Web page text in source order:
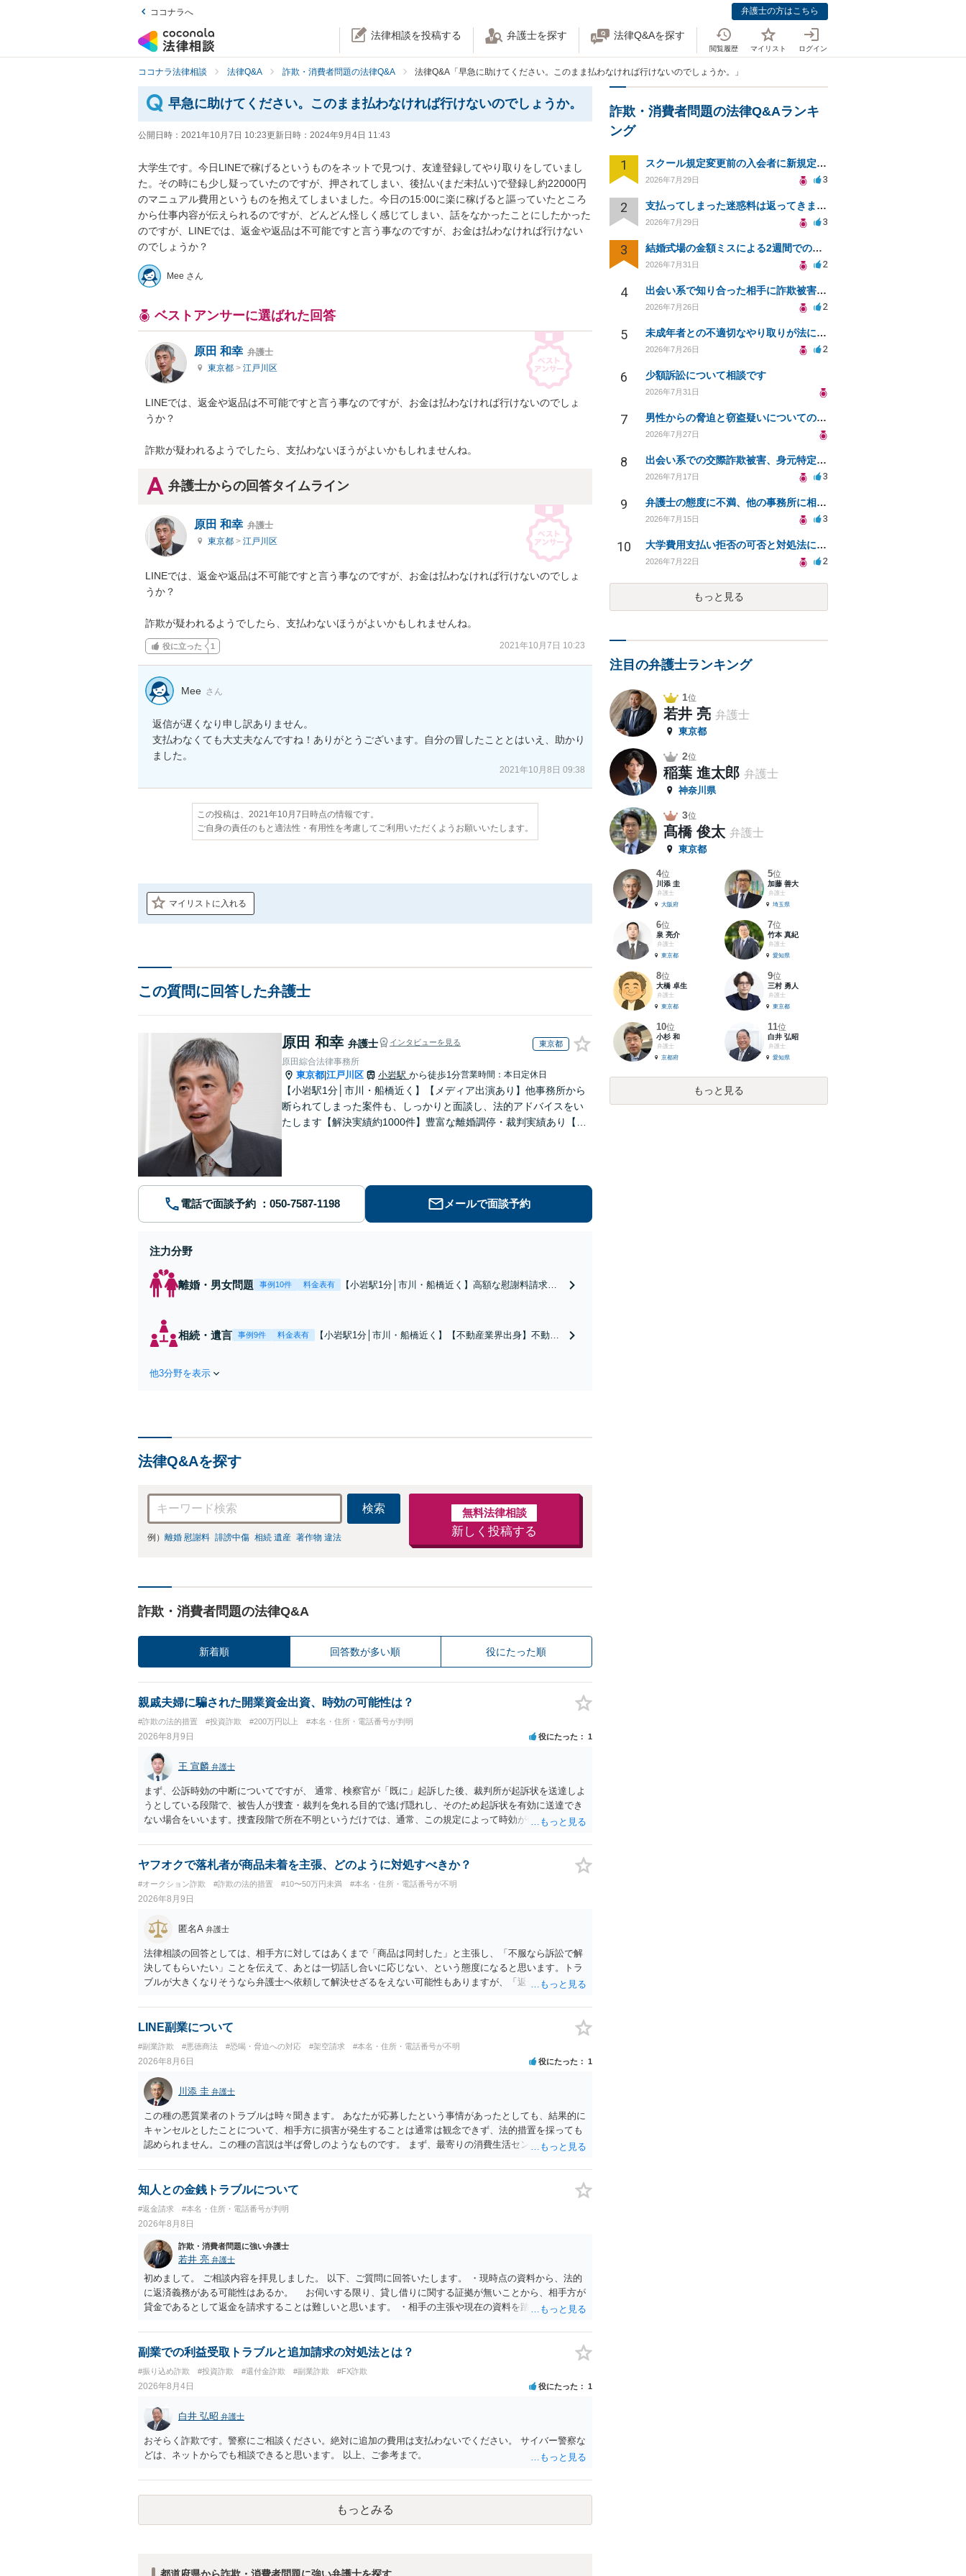
ココナラへ 弁護士の方はこちら
法律相談を投稿する 弁護士を探す 法律Q&Aを探す
閲覧履歴 マイリスト ログイン
ココナラ法律相談 法律Q&A 詐欺・消費者問題の法律Q&A 法律Q&A「早急に助けてください。このまま払わなければ行けないのでしょうか。」
早急に助けてください。このまま払わなければ行けないのでしょうか。
公開日時： 2021年10月7日 10:23更新日時： 2024年9月4日 11:43
大学生です。今日LINEで稼げるというものをネットで見つけ、友達登録してやり取りをしていまし
た。その時にも少し疑っていたのですが、押されてしまい、後払い(まだ未払い)で登録し約22000円
のマニュアル費用というものを抱えてしまいました。今日の15:00に楽に稼げると謳っていたところ
から仕事内容が伝えられるのですが、どんどん怪しく感じてしまい、話をなかったことにしたかった
のですが、LINEでは、返金や返品は不可能ですと言う事なのですが、お金は払わなければ行けない
のでしょうか？
Mee さん
ベストアンサーに選ばれた回答
原田 和幸 弁護士
東京都 > 江戸川区
LINEでは、返金や返品は不可能ですと言う事なのですが、お金は払わなければ行けないのでしょ
うか？
詐欺が疑われるようでしたら、支払わないほうがよいかもしれませんね。
弁護士からの回答タイムライン
原田 和幸 弁護士
東京都 > 江戸川区
LINEでは、返金や返品は不可能ですと言う事なのですが、お金は払わなければ行けないのでしょ
うか？
詐欺が疑われるようでしたら、支払わないほうがよいかもしれませんね。
役に立った 1 2021年10月7日 10:23
Mee さん
返信が遅くなり申し訳ありません。
支払わなくても大丈夫なんですね！ありがとうございます。自分の冒したこととはいえ、助かり
ました。
2021年10月8日 09:38
この投稿は、2021年10月7日時点の情報です。
ご自身の責任のもと適法性・有用性を考慮してご利用いただくようお願いいたします。
マイリストに入れる
この質問に回答した弁護士
原田 和幸 弁護士 インタビューを見る 東京都
原田綜合法律事務所
東京都 江戸川区 小岩駅 から徒歩1分営業時間：本日定休日
【小岩駅1分│市川・船橋近く】【メディア出演あり】他事務所から
断られてしまった案件も、しっかりと面談し、法的アドバイスをい
たします【解決実績約1000件】豊富な離婚調停・裁判実績あり【不
電話で面談予約 メールで面談予約
注力分野
離婚・男女問題 事例10件 料金表有
【小岩駅1分│市川・船橋近く】高額な慰謝料請求の
家の財産分与に対応！離婚に関するお悩みは、お気
軽にご相談ください【メディア出演】【早朝・夜間
相続・遺言 事例9件 料金表有
【小岩駅1分│市川・船橋近く】【不動産業界出身】不動産
他3分野を表示
法律Q&Aを探す
検索
例） 離婚 慰謝料 誹謗中傷 相続 遺産 著作物 違法
無料法律相談
新しく投稿する
詐欺・消費者問題の法律Q&A
新着順 回答数が多い順 役にたった順
親戚夫婦に騙された開業資金出資、時効の可能性は？
#詐欺の法的措置 #投資詐欺 #200万円以上 #本名・住所・電話番号が判明
2026年8月9日 役にたった 1
王 宣麟 弁護士
まず、公訴時効の中断についてですが、 通常、検察官が「既に」起訴した後、裁判所が起訴状を送達しよ
うとしている段階で、被告人が捜査・裁判を免れる目的で逃げ隠れし、そのため起訴状を有効に送達でき
ない場合をいいます。捜査段階で所在不明というだけでは、通常、この規定によって時効が停止するわけ
す。 他方で、相手方の住所等が特定できているのであれば、民事事件として、損害賠償請求や貸金返還請
求等により、裁判所を通じて返金を求める方法も考えられますが、結局は相手方に資力があるか否かによ
ヤフオクで落札者が商品未着を主張、どのように対処すべきか？
#オークション詐欺 #詐欺の法的措置 #10〜50万円未満 #本名・住所・電話番号が不明
2026年8月9日
匿名A 弁護士
法律相談の回答としては、相手方に対してはあくまで「商品は同封した」と主張し、「不服なら訴訟で解
決してもらいたい」ことを伝えて、あとは一切話し合いに応じない、という態度になると思います。トラ
ブルが大きくなりそうなら弁護士へ依頼して解決せざるをえない可能性もありますが、「返金は絶対にし
LINE副業について
#副業詐欺 #悪徳商法 #恐喝・脅迫への対応 #架空請求 #本名・住所・電話番号が不明
2026年8月6日 役にたった 1
川添 圭 弁護士
この種の悪質業者のトラブルは時々聞きます。 あなたが応募したという事情があったとしても、結果的に
キャンセルとしたことについて、相手方に損害が発生することは通常は観念できず、法的措置を採っても
認められません。この種の言説は半ば脅しのようなものです。 まず、最寄りの消費生活センターへ相談
ば、弁護士へ依頼して警告してもらうことも必要になるかもしれません。
知人との金銭トラブルについて
#返金請求 #本名・住所・電話番号が判明
2026年8月8日
詐欺・消費者問題に強い弁護士
若井 亮 弁護士
初めまして。 ご相談内容を拝見しました。 以下、ご質問に回答いたします。 ・現時点の資料から、法的
に返済義務がある可能性はあるか。 お伺いする限り、貸し借りに関する証拠が無いことから、相手方が
貸金であるとして返金を請求することは難しいと思います。 ・相手の主張や現在の資料を踏まえ、今後ど
とするケースも散見されます。 ご自身での対応に窮するようであれば、代理人を立てることもご検討く
ださい。 ・相手へ送る回答文についてアドバイスをいただけるか。 具体的な回答内容については、一
用をご確認ください。
副業での利益受取トラブルと追加請求の対処法とは？
#振り込め詐欺 #投資詐欺 #還付金詐欺 #副業詐欺 #FX詐欺
2026年8月4日 役にたった 1
白井 弘昭 弁護士
おそらく詐欺です。警察にご相談ください。絶対に追加の費用は支払わないでください。 サイバー警察な
どは、ネットからでも相談できると思います。 以上、ご参考まで。
もっとみる
詐欺・消費者問題の法律Q&Aランキ
ング
1 スクール規定変更前の入会者に新規定は適用されるのか
2026年7月29日 3
2 支払ってしまった迷惑料は返ってきますか？
2026年7月29日 3
3 結婚式場の金額ミスによる2週間での解約。キャンセル料10万円の免除は可能か。
2026年7月31日 2
4 出会い系で知り合った相手に詐欺被害、免許証の悪用リスクと対策。
2026年7月26日 2
5 未成年者との不適切なやり取りが法に触れる可能性と対処法
2026年7月26日 2
6 少額訴訟について相談です
2026年7月31日
7 男性からの脅迫と窃盗疑いについての法的対処法
2026年7月27日
8 出会い系での交際詐欺被害、身元特定と返金請求の方法は？
2026年7月17日 3
9 弁護士の態度に不満、他の事務所に相談すべきか？
2026年7月15日 3
10 大学費用支払い拒否の可否と対処法について知りたい
2026年7月22日 2
もっと見る
注目の弁護士ランキング
1位
若井 亮 弁護士
東京都
2位
稲葉 進太郎 弁護士
神奈川県
3位
髙橋 俊太 弁護士
東京都
4位
川添 圭
弁護士
大阪府
5位
加藤 善大
弁護士
埼玉県
6位
泉 亮介
弁護士
東京都
7位
竹本 真紀
弁護士
愛知県
8位
大橋 卓生
弁護士
東京都
9位
三村 勇人
弁護士
東京都
10位
小杉 和
弁護士
京都府
11位
白井 弘昭
弁護士
愛知県
もっと見る